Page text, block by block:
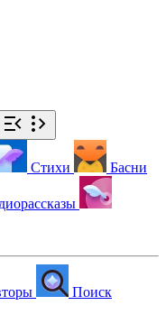
Стихи Басни
Поиск